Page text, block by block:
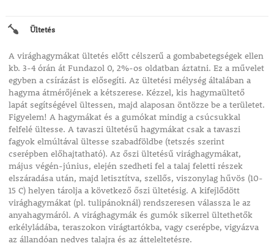
Ültetés
A virághagymákat ültetés előtt célszerű a gombabetegségek ellen
kb. 3-4 órán át Fundazol 0, 2%-os oldatban áztatni. Ez a művelet
egyben a csírázást is elősegíti. Az ültetési mélység általában a
hagyma átmérőjének a kétszerese. Kézzel, kis hagymaültető
lapát segítségével ültessen, majd alaposan öntözze be a területet.
Figyelem! A hagymákat és a gumókat mindig a csúcsukkal
felfelé ültesse. A tavaszi ültetésű hagymákat csak a tavaszi
fagyok elmúltával ültesse szabadföldbe (tetszés szerint
cserépben előhajtatható). Az őszi ültetésű virághagymákat,
május végén-június, elején szedheti fel a talaj feletti részek
elszáradása után, majd letisztítva, szellős, viszonylag hűvös (10-
15 C) helyen tárolja a következő őszi ültetésig. A kifejlődött
virághagymákat (pl. tulipánoknál) rendszeresen válassza le az
anyahagymáról. A virághagymák és gumók sikerrel ültethetők
erkélyládába, teraszokon virágtartókba, vagy cserépbe, vigyázva
az állandóan nedves talajra és az átteleltetésre.